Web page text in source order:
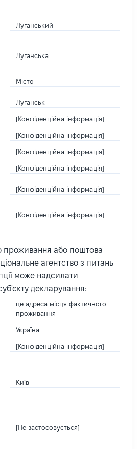
Луганський
Луганська
Місто
Луганськ
[Конфіденційна інформація]
[Конфіденційна інформація]
[Конфіденційна інформація]
[Конфіденційна інформація]
[Конфіденційна інформація]
[Конфіденційна інформація]
проживання або поштова
агентство з питань
може надсилати
декларування:
це адреса місця фактичного
проживання
Україна
[Конфіденційна інформація]
Київ
[Не застосовується]